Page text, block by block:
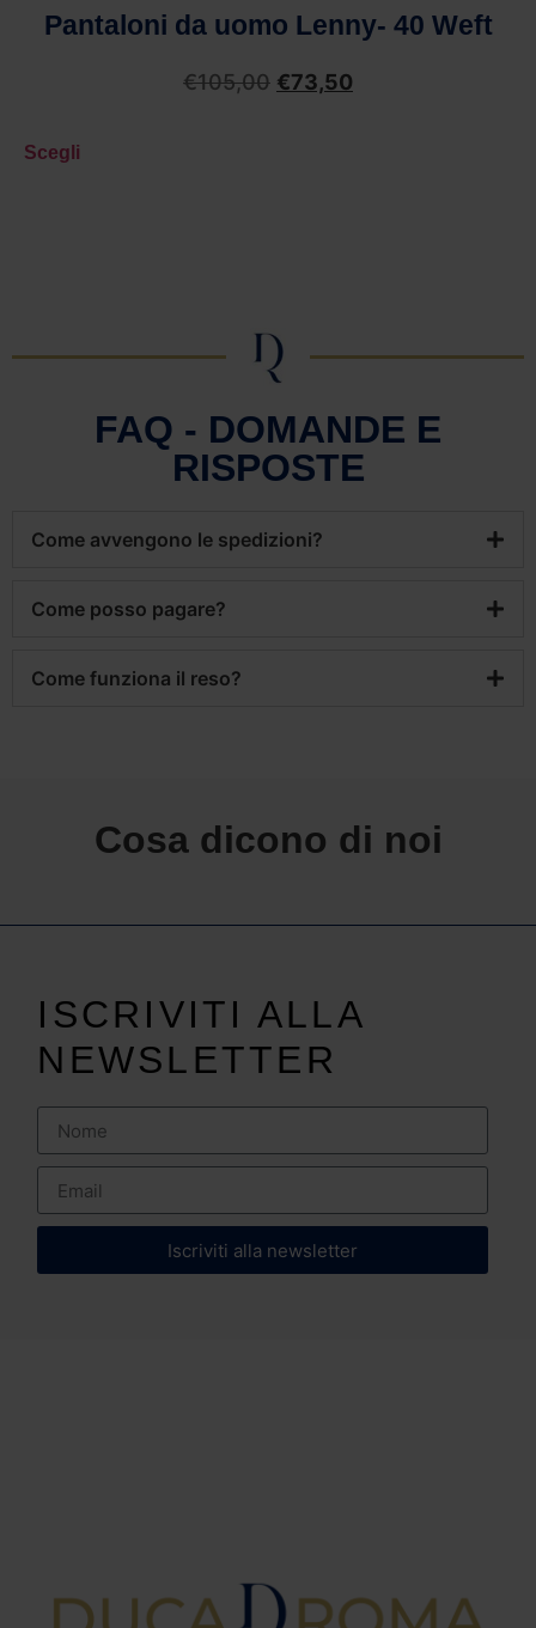
Pantaloni da uomo Lenny- 40 Weft
€105,00 €73,50
Scegli
FAQ - DOMANDE E
RISPOSTE
Come avvengono le spedizioni?
Come posso pagare?
Come funziona il reso?
Cosa dicono di noi
ISCRIVITI ALLA
NEWSLETTER
Iscriviti alla newsletter